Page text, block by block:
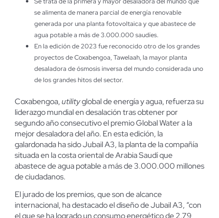
se alimenta de manera parcial de energía renovable
generada por una planta fotovoltaica y que abastece de
agua potable a más de 3.000.000 saudíes.
En la edición de 2023 fue reconocido otro de los grandes
proyectos de Coxabengoa, Tawelaah, la mayor planta
desaladora de ósmosis inversa del mundo considerada uno
de los grandes hitos del sector.
Coxabengoa,utilityglobal de energía y agua, refuerza su
liderazgo mundial en desalación tras obtener por
segundo año consecutivo el premio Global Water a la
mejor desaladora del año. En esta edición, la
galardonada ha sido Jubail A3, la planta de la compañía
situada en la costa oriental de Arabia Saudí que
abastece de agua potable a más de 3.000.000 millones
de ciudadanos.
El jurado de los premios, que son de alcance
internacional, ha destacado el diseño de Jubail A3, “con
el que se ha logrado un consumo energético de 2,79